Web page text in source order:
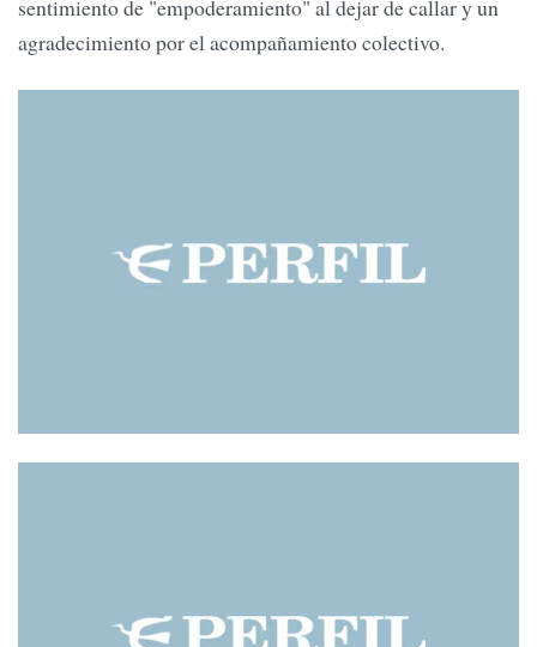
sentimiento de "empoderamiento" al dejar de callar y un
agradecimiento por el acompañamiento colectivo.